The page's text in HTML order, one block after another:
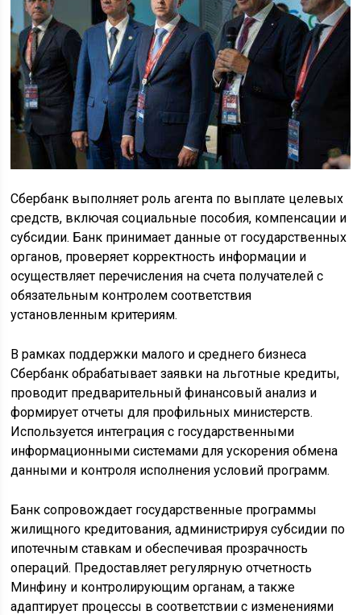
Сбербанк выполняет роль агента по выплате целевых
средств, включая социальные пособия, компенсации и
субсидии. Банк принимает данные от государственных
органов, проверяет корректность информации и
осуществляет перечисления на счета получателей с
обязательным контролем соответствия
установленным критериям.
В рамках поддержки малого и среднего бизнеса
Сбербанк обрабатывает заявки на льготные кредиты,
проводит предварительный финансовый анализ и
формирует отчеты для профильных министерств.
Используется интеграция с государственными
информационными системами для ускорения обмена
данными и контроля исполнения условий программ.
Банк сопровождает государственные программы
жилищного кредитования, администрируя субсидии по
ипотечным ставкам и обеспечивая прозрачность
операций. Предоставляет регулярную отчетность
Минфину и контролирующим органам, а также
адаптирует процессы в соответствии с изменениями